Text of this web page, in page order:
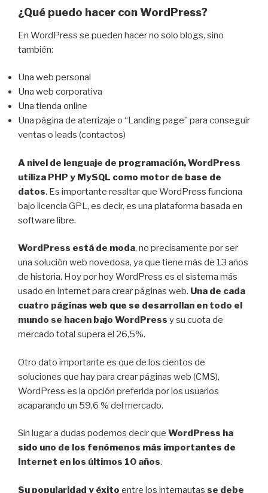
¿Qué puedo hacer con WordPress?
En WordPress se pueden hacer no solo blogs, sino
también:
Una web personal
Una web corporativa
Una tienda online
Una página de aterrizaje o “Landing page” para conseguir
ventas o leads (contactos)
A nivel de lenguaje de programación, WordPress
utiliza PHP y MySQL como motor de base de
datos. Es importante resaltar que WordPress funciona
bajo licencia GPL, es decir, es una plataforma basada en
software libre.
WordPress está de moda, no precisamente por ser
una solución web novedosa, ya que tiene más de 13 años
de historia. Hoy por hoy WordPress es el sistema más
usado en Internet para crear páginas web. Una de cada
cuatro páginas web que se desarrollan en todo el
mundo se hacen bajo WordPress y su cuota de
mercado total supera el 26,5%.
Otro dato importante es que de los cientos de
soluciones que hay para crear páginas web (CMS),
WordPress es la opción preferida por los usuarios
acaparando un 59,6 % del mercado.
Sin lugar a dudas podemos decir que WordPress ha
sido uno de los fenómenos más importantes de
Internet en los últimos 10 años.
Su popularidad y éxito entre los internautas se debe